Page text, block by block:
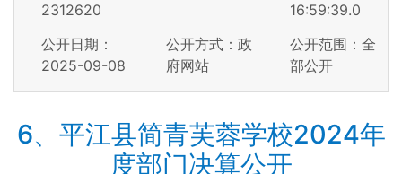
2312620
16:59:39.0
公开日期：
2025-09-08
公开方式：政
府网站
公开范围：全
部公开
6、平江县简青芙蓉学校2024年
度部门决算公开